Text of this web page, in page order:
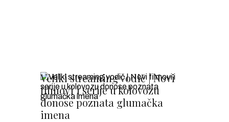
Veliki streaming vodič | Novi
filmovi i serije u kolovozu
donose poznata glumačka
imena